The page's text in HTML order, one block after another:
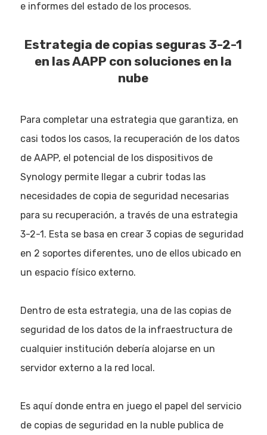
e informes del estado de los procesos.
Estrategia de copias seguras 3-2-1
en las AAPP con soluciones en la
nube
Para completar una estrategia que garantiza, en
casi todos los casos, la recuperación de los datos
de AAPP, el potencial de los dispositivos de
Synology permite llegar a cubrir todas las
necesidades de copia de seguridad necesarias
para su recuperación, a través de una estrategia
3-2-1. Esta se basa en crear 3 copias de seguridad
en 2 soportes diferentes, uno de ellos ubicado en
un espacio físico externo.
Dentro de esta estrategia, una de las copias de
seguridad de los datos de la infraestructura de
cualquier institución debería alojarse en un
servidor externo a la red local.
Es aquí donde entra en juego el papel del servicio
de copias de seguridad en la nuble publica de